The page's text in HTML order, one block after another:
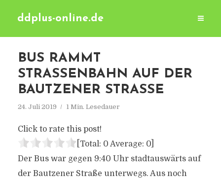
ddplus-online.de
BUS RAMMT
STRASSENBAHN AUF DER B
AUTZENER STRASSE
24. Juli 2019 1 Min. Lesedauer
Click to rate this post!
[Total: 0 Average: 0]
Der Bus war gegen 9:40 Uhr stadtauswärts auf
der Bautzener Straße unterwegs. Aus noch